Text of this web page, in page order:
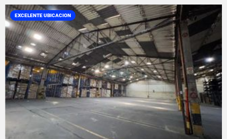
EXCELENTE UBICACION
VER DETALLES